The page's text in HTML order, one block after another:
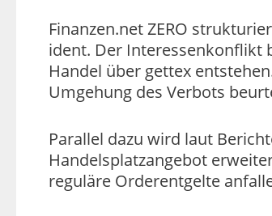
Finanzen.net ZERO
ident. Der Interessenkonflikt
Handel über gettex
Umgehung des Verbots
Parallel dazu wird laut
Handelsplatzangebot
reguläre Orderentgelte